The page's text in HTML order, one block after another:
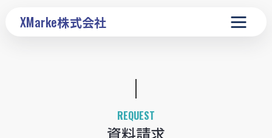
XMarke株式会社
REQUEST
資料請求